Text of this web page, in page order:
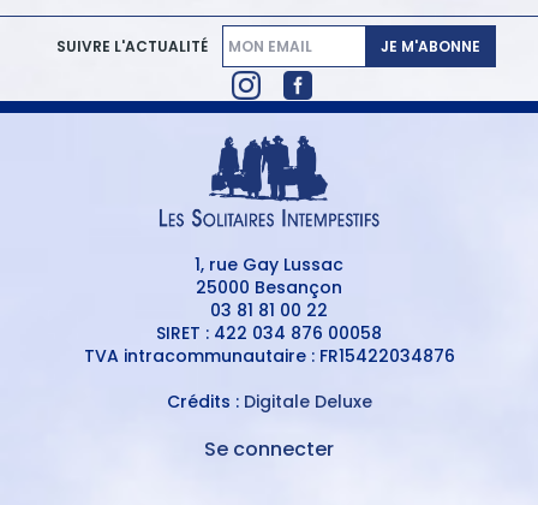
SUIVRE L'ACTUALITÉ JE M'ABONNE
1, rue Gay Lussac
25000 Besançon
03 81 81 00 22
SIRET : 422 034 876 00058
TVA intracommunautaire : FR15422034876
Crédits : Digitale Deluxe
Se connecter